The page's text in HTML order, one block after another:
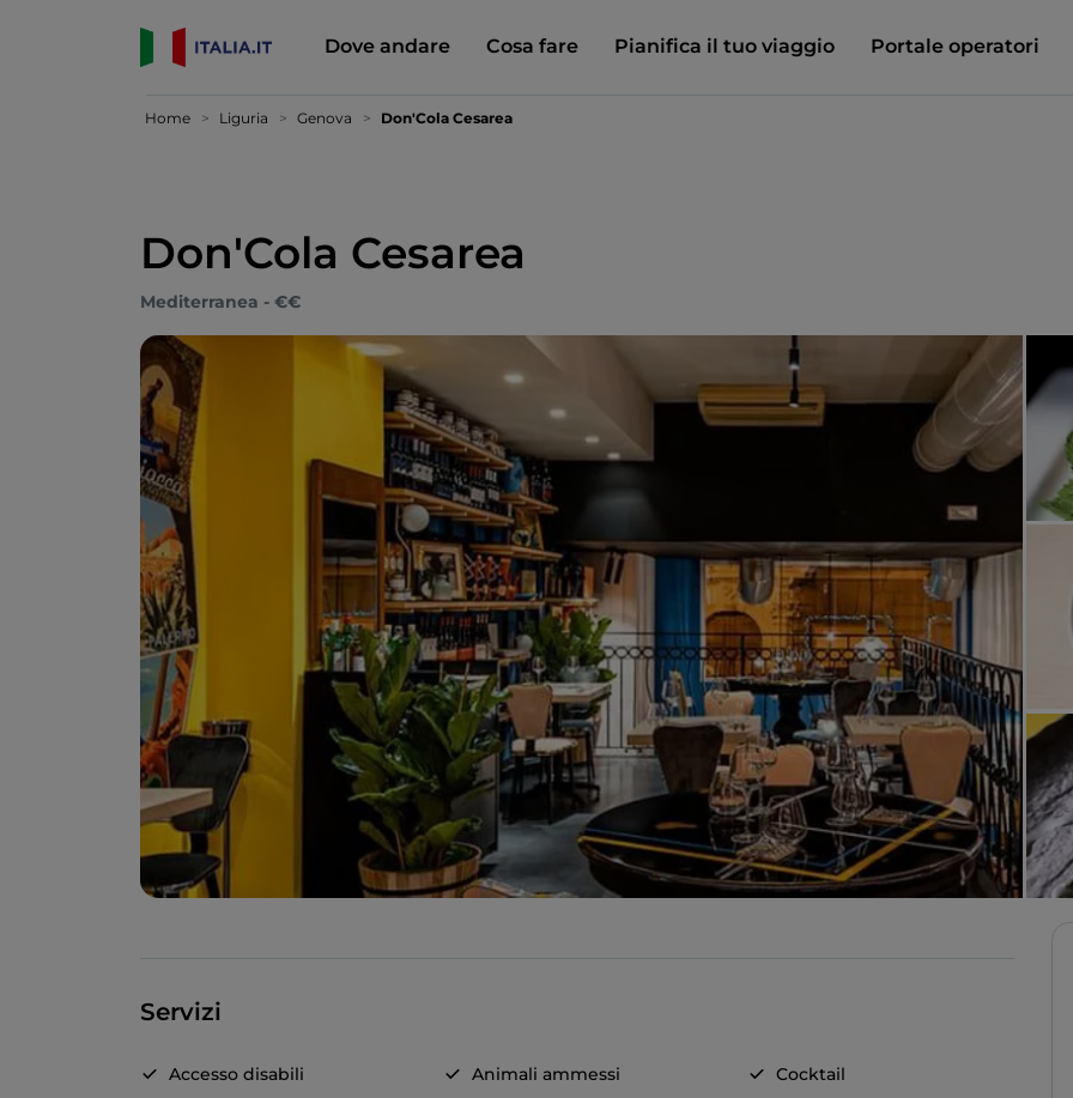
Dove andare Cosa fare Pianifica il tuo viaggio Portale operatori
Home Liguria Genova Don'Cola Cesarea
Don'Cola Cesarea
Mediterranea - €€
Servizi
Accesso disabili Animali ammessi Cocktail